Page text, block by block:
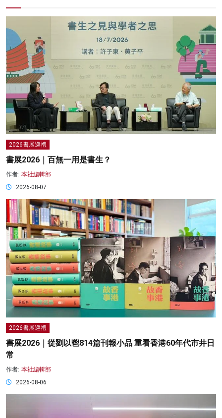
2026書展巡禮
書展2026｜百無一用是書生？
作者: 本社編輯部
2026-08-07
2026書展巡禮
書展2026｜從劉以鬯814篇刊報小品 重看香港60年代市井日
常
作者: 本社編輯部
2026-08-06